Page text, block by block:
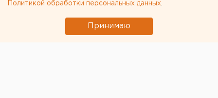
Политикой обработки персональных данных
Принимаю